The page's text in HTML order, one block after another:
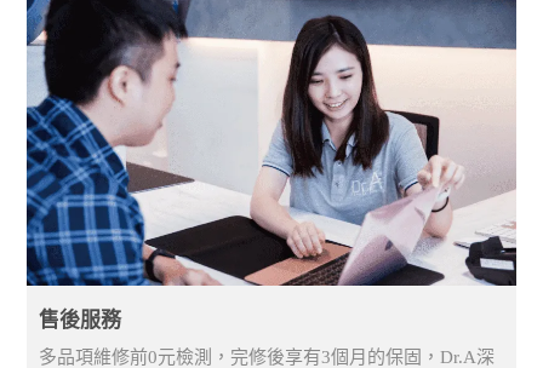
售後服務
多品項維修前0元檢測，完修後享有3個月的保固，Dr.A深